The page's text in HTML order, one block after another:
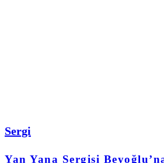
Sergi
Yan Yana Sergisi